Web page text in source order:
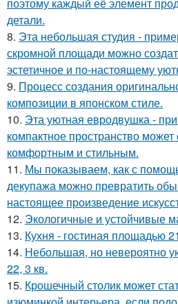
детали.
8. Эта небольшая студия -
скромной площади можно
эстетичное и по-настоящему
9. Процесс создания
композиции в японском стиле.
10. Эта уютная евродвушка -
компактное пространство
комфортным и стильным.
11. Мы показываем, как с
декупажа можно превратить
настоящее произведение
12. Экологичные и устойчивые
13. Кухня - гостиная площадью
14. Небольшая, но невероятно
22, 3 кв.
15. Крошечный столик может